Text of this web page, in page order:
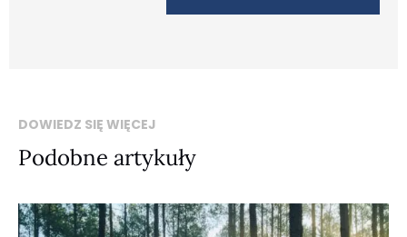
DOWIEDZ SIĘ WIĘCEJ
Podobne artykuły